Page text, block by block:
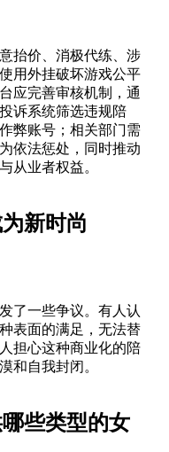
抬价、消极代练、涉
用外挂破坏游戏公平
应完善审核机制，通
诉系统筛选违规陪
弊账号；相关部门需
依法惩处，同时推动
从业者权益。
新时尚
了一些争议。有人认
表面的满足，无法替
担心这种商业化的陪
和自我封闭。
些类型的女